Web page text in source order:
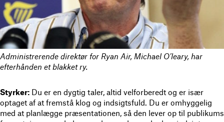
Administrerende direktør for Ryan Air, Michael O’leary, har
efterhånden et blakket ry.
Styrker: Du er en dygtig taler, altid velforberedt og er især
optaget af at fremstå klog og indsigtsfuld. Du er omhyggelig
med at planlægge præsentationen, så den lever op til publikums